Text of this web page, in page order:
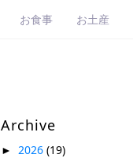
お食事 お土産
Archive
► 2026 (19)